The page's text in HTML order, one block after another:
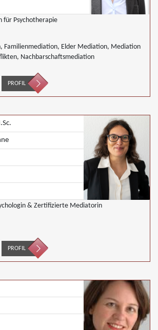
für Psychotherapie
Familienmediation, Elder Mediation, Mediation
Nachbarschaftsmediation
PROFIL
& Zertifizierte Mediatorin
PROFIL